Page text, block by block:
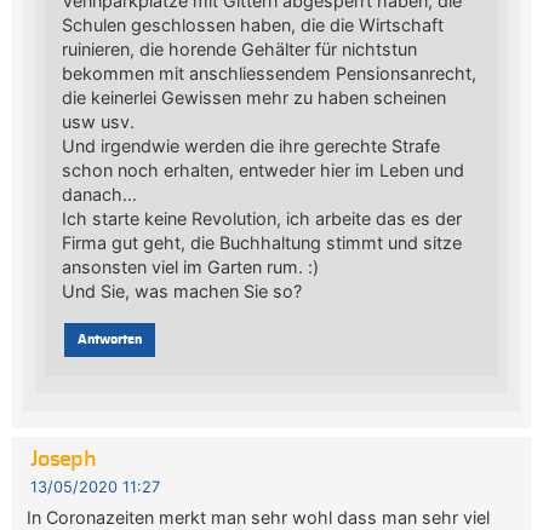
Schulen geschlossen haben, die die Wirtschaft
ruinieren, die horende Gehälter für nichtstun
bekommen mit anschliessendem Pensionsanrecht,
die keinerlei Gewissen mehr zu haben scheinen
usw usv.
Und irgendwie werden die ihre gerechte Strafe
schon noch erhalten, entweder hier im Leben und
danach…
Ich starte keine Revolution, ich arbeite das es der
Firma gut geht, die Buchhaltung stimmt und sitze
ansonsten viel im Garten rum. :)
Und Sie, was machen Sie so?
Antworten
Joseph
13/05/2020 11:27
In Coronazeiten merkt man sehr wohl dass man sehr viel